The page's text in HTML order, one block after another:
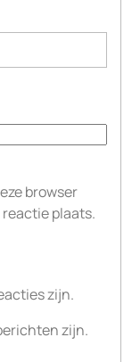
browser
plaats.
zijn.
zijn.